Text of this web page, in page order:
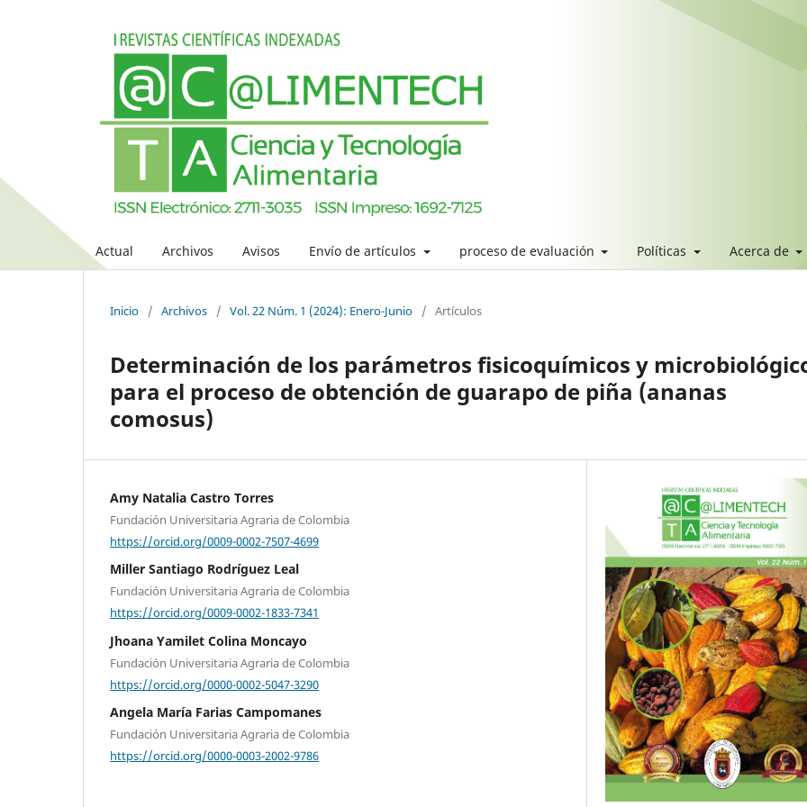
Actual Archivos Avisos Envío de artículos proceso de evaluación Políticas Acerca de
Inicio / Archivos / Vol. 22 Núm. 1 (2024): Enero-Junio / Artículos
Determinación de los parámetros fisicoquímicos y
para el proceso de obtención de guarapo de piña (ananas
comosus)
Amy Natalia Castro Torres
Fundación Universitaria Agraria de Colombia
https://orcid.org/0009-0002-7507-4699
Miller Santiago Rodríguez Leal
Fundación Universitaria Agraria de Colombia
https://orcid.org/0009-0002-1833-7341
Jhoana Yamilet Colina Moncayo
Fundación Universitaria Agraria de Colombia
https://orcid.org/0000-0002-5047-3290
Angela María Farias Campomanes
Fundación Universitaria Agraria de Colombia
https://orcid.org/0000-0003-2002-9786